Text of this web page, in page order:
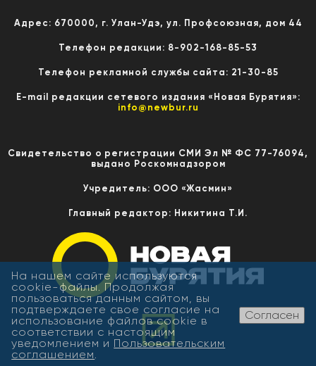
Адрес: 670000, г. Улан-Удэ, ул. Профсоюзная, дом 44
Телефон редакции: 8-902-168-85-53
Телефон рекламной службы сайта: 21-30-85
E-mail редакции сетевого издания «Новая Бурятия»:
info@newbur.ru
Свидетельство о регистрации СМИ Эл № ФС 77-76094,
выдано Роскомнадзором
Учредитель: ООО «Жасмин»
Главный редактор: Никитина Т.И.
На нашем сайте используются
cookie-файлы. Продолжая
пользоваться данным сайтом, вы
подтверждаете свое согласие на
использование файлов cookie в
соответствии с настоящим
уведомлением и Пользовательским
соглашением.
Согласен